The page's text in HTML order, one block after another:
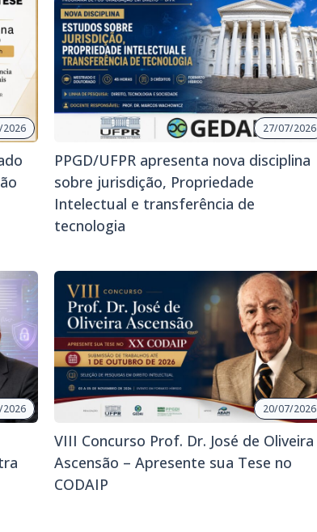
27/07/2026
PPGD/UFPR apresenta nova disciplina
sobre jurisdição, Propriedade
Intelectual e transferência de
tecnologia
20/07/2026
VIII Concurso Prof. Dr. José de Oliveira
Ascensão – Apresente sua Tese no
CODAIP